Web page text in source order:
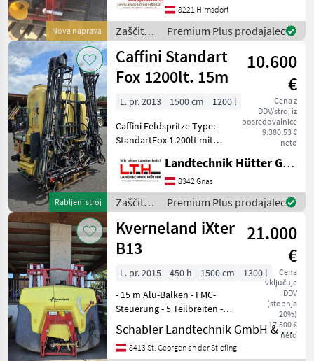
Nova naprava
8221 Hirnsdorf
Zaščita
rastlin /
Stekro
Premium Plus prodajalec
Rabljeni stroj
Caffini Standart
Fox 1200lt. 15m
10.600
€
Cena z
DDV/stroj iz
posredovalnice
9.380,53 €
neto
L. pr. 2013 1500 cm
1200 l
Caffini Feldspritze Type:
StandartFox 1.200lt mit
2013 Dreifach Düsenkopf,
Schaummarkierer,
Computer mit KM/H
Steuerung und 5
Teilbreitenventi
Landtechnik Hütter GmbH & Co KG
8342 Gnas
Zaščita
rastlin /
Caffini
Premium Plus prodajalec
Kverneland iXter
B13
21.000
€
Cena
vključuje
DDV
(stopnja
20%)
17.500 €
neto
L. pr. 2015 450 h 1500 cm
1300 l
- 15 m Alu-Balken - FMC-
Steuerung - 5 Teilbreiten -
Fahrgeschwindigkeitsgeregelte
Ausbringung izvedba:
prigrajen, nastavitev višine,
Schabler Landtechnik GmbH & CoKG
8413 St. Georgen an der Stiefing